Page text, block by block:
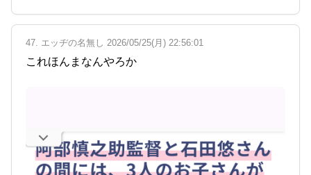
47. エッヂの名無し 2026/05/25(月) 22:56:01
これほんまなんやろか